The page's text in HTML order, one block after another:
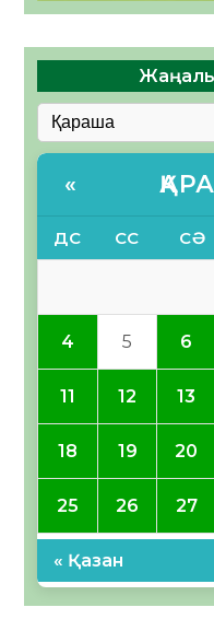
«
ДС СС СӘ
4 5 6
11 12 13
18 19 20
25 26 27
« Қазан